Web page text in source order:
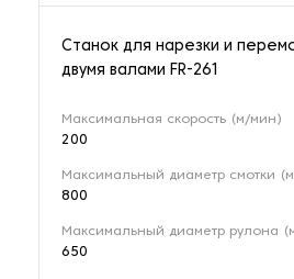
Станок для нарезки и
двумя валами FR-261
Максимальная скорость (м/мин)
200
Максимальный диаметр смотки
800
Максимальный диаметр рулона
650